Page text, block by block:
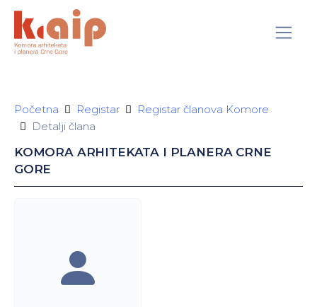
Početna Registar
Registar članova Komore
Detalji člana
KOMORA ARHITEKATA I PLANERA CRNE
GORE